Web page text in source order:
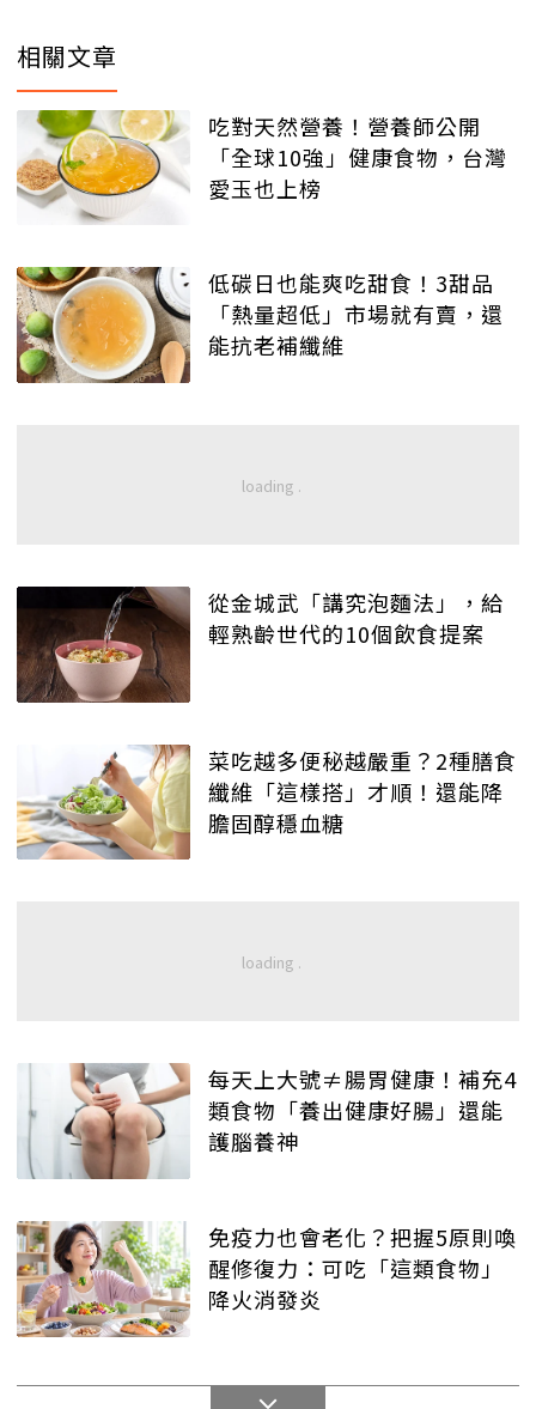
相關文章
吃對天然營養！營養師公開
「全球10強」健康食物，台灣
愛玉也上榜
低碳日也能爽吃甜食！3甜品
「熱量超低」市場就有賣，還
能抗老補纖維
從金城武「講究泡麵法」，給
輕熟齡世代的10個飲食提案
菜吃越多便秘越嚴重？2種膳食
纖維「這樣搭」才順！還能降
膽固醇穩血糖
每天上大號≠腸胃健康！補充4
類食物「養出健康好腸」還能
護腦養神
免疫力也會老化？把握5原則喚
醒修復力：可吃「這類食物」
降火消發炎